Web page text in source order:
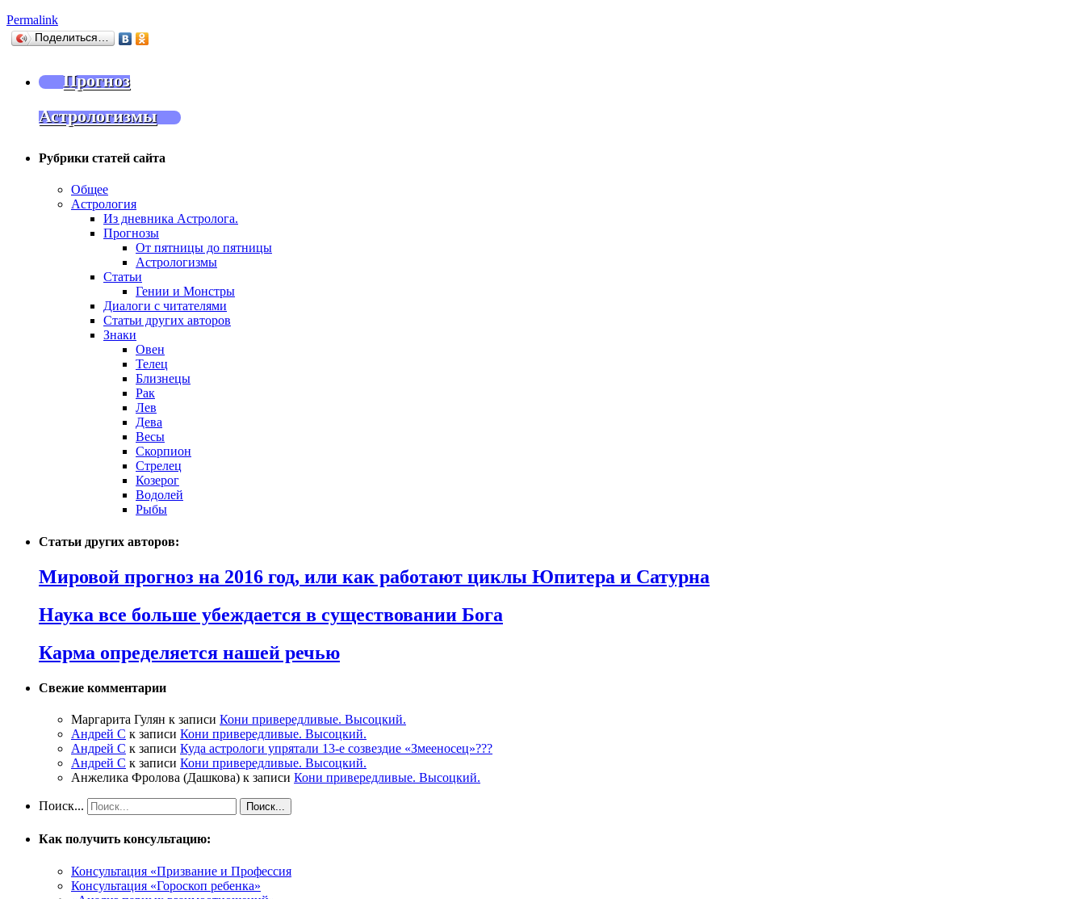
Permalink
Поделиться…
Прогноз
Астрологизмы
Рубрики статей сайта
Общее
Астрология
Из дневника Астролога.
Прогнозы
От пятницы до пятницы
Астрологизмы
Статьи
Гении и Монстры
Диалоги с читателями
Статьи других авторов
Знаки
Овен
Телец
Близнецы
Рак
Лев
Дева
Весы
Скорпион
Стрелец
Козерог
Водолей
Рыбы
Статьи других авторов:
Мировой прогноз на 2016 год, или как работают циклы Юпитера и Сатурна
Наука все больше убеждается в существовании Бога
Карма определяется нашей речью
Свежие комментарии
Маргарита Гулян к записи Кони привередливые. Высоцкий.
Андрей С к записи Кони привередливые. Высоцкий.
Андрей С к записи Куда астрологи упрятали 13-е созвездие «Змееносец»???
Андрей С к записи Кони привередливые. Высоцкий.
Анжелика Фролова (Дашкова) к записи Кони привередливые. Высоцкий.
Поиск...
Как получить консультацию:
Консультация «Призвание и Профессия
Консультация «Гороскоп ребенка»